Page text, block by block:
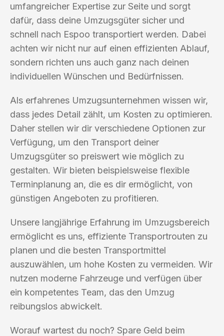
umfangreicher Expertise zur Seite und sorgt
dafür, dass deine Umzugsgüter sicher und
schnell nach Espoo transportiert werden. Dabei
achten wir nicht nur auf einen effizienten Ablauf,
sondern richten uns auch ganz nach deinen
individuellen Wünschen und Bedürfnissen.
Als erfahrenes Umzugsunternehmen wissen wir,
dass jedes Detail zählt, um Kosten zu optimieren.
Daher stellen wir dir verschiedene Optionen zur
Verfügung, um den Transport deiner
Umzugsgüter so preiswert wie möglich zu
gestalten. Wir bieten beispielsweise flexible
Terminplanung an, die es dir ermöglicht, von
günstigen Angeboten zu profitieren.
Unsere langjährige Erfahrung im Umzugsbereich
ermöglicht es uns, effiziente Transportrouten zu
planen und die besten Transportmittel
auszuwählen, um hohe Kosten zu vermeiden. Wir
nutzen moderne Fahrzeuge und verfügen über
ein kompetentes Team, das den Umzug
reibungslos abwickelt.
Worauf wartest du noch? Spare Geld beim